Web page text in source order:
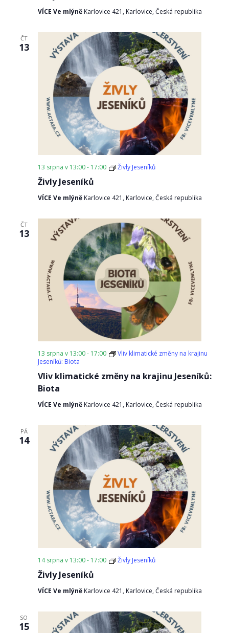
VÍCE Ve mlýně Karlovice 421, Karlovice, Česká republika
ČT
13
Živly Jeseníků
13 srpna v 13:00- 17:00 Živly Jeseníků
VÍCE Ve mlýně Karlovice 421, Karlovice, Česká republika
ČT
13
Vliv klimatické změny na krajinu Jeseníků:
Biota
13 srpna v 13:00- 17:00
Vliv klimatické změny na krajinu
Jeseníků: Biota
VÍCE Ve mlýně Karlovice 421, Karlovice, Česká republika
PÁ
14
Živly Jeseníků
14 srpna v 13:00- 17:00 Živly Jeseníků
VÍCE Ve mlýně Karlovice 421, Karlovice, Česká republika
SO
15